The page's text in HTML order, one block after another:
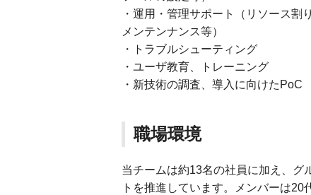
・運用・管理サポート（リソース
メンテンナンス等）
・トラブルシューティング
・ユーザ教育、トレーニング
・新技術の調査、導入に向けたPoC
職場環境
当チームは約13名の社員に加え、グ
トを推進しています。メンバーは